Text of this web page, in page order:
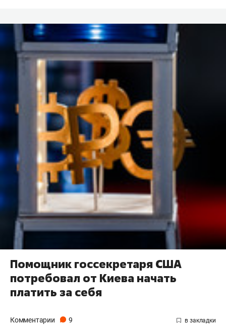
Помощник госсекретаря США
потребовал от Киева начать
платить за себя
Комментарии 9